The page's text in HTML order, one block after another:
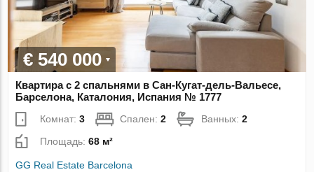
€ 540 000
Квартира с 2 спальнями в Сан-Кугат-дель-Вальесе,
Барселона, Каталония, Испания № 1777
Комнат:3 Спален:2 Ванных:2
Площадь:68 м²
GG Real Estate Barcelona